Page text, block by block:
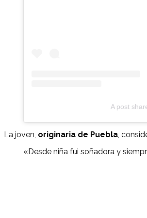
A post
La joven, originaria de Puebla,
«Desde niña fui soñadora y